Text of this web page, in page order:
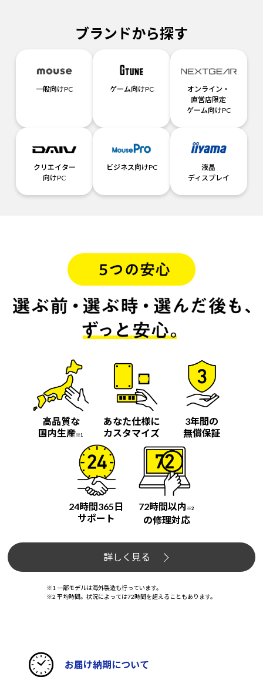
ブランドから探す
一般向けPC ゲーム向けPC
オンライン・
直営店限定
ゲーム向けPC
クリエイター
向けPC
ビジネス向けPC
液晶
ディスプレイ
高品質な
国内生産※1
あなた仕様に
カスタマイズ
3年間の
無償保証
24時間365日
サポート
72時間以内 ※2
の修理対応
詳しく見る
※1 一部モデルは海外製造も行っています。
※2 平均時間。状況によっては72時間を超えることもあります。
お届け納期について